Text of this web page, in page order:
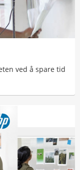
ved å spare tid